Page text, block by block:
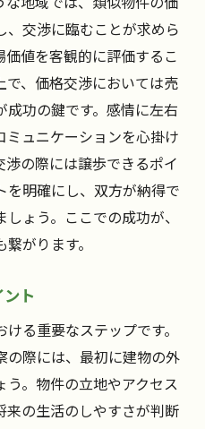
交渉に臨むことが求めら
値を客観的に評価するこ
で、価格交渉においては売
功の鍵です。感情に左右
ミュニケーションを心掛け
の際には譲歩できるポイ
を明確にし、双方が納得で
ょう。ここでの成功が、
がります。
ト
る重要なステップです。
の際には、最初に建物の外
。物件の立地やアクセス
来の生活のしやすさが判断